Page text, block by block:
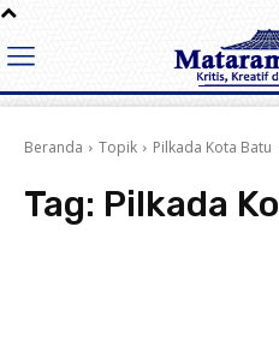
Beranda Topik Pilkada Kota Batu
Tag: Pilkada